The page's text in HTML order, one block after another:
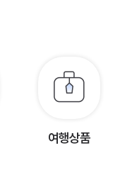
여행상품